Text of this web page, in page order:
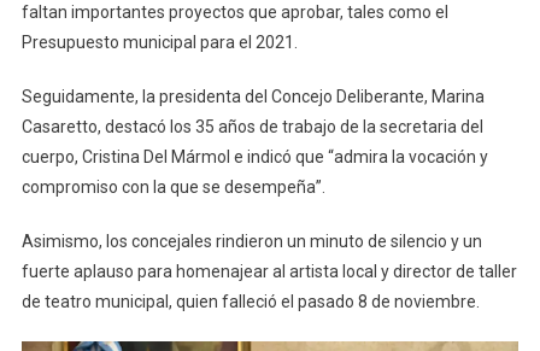
faltan importantes proyectos que aprobar, tales como el
Presupuesto municipal para el 2021.
Seguidamente, la presidenta del Concejo Deliberante, Marina
Casaretto, destacó los 35 años de trabajo de la secretaria del
cuerpo, Cristina Del Mármol e indicó que “admira la vocación y
compromiso con la que se desempeña”.
Asimismo, los concejales rindieron un minuto de silencio y un
fuerte aplauso para homenajear al artista local y director de taller
de teatro municipal, quien falleció el pasado 8 de noviembre.